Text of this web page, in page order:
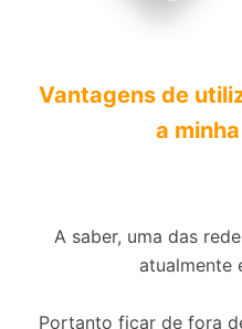
Vantagens de
a
A saber, uma das
atualmente
Portanto ficar de fora